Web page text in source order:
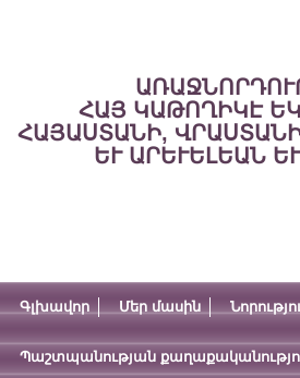
ՀԱՅ ԿԱԹՈՂԻԿԷ
ՀԱՅԱՍՏԱՆԻ,
ԵՒ ԱՐԵՒԵԼԵԱՆ
Գլխավոր Մեր մասին
Պաշտպանության